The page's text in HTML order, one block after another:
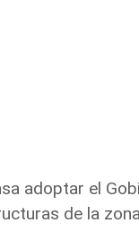
adoptar el
de la